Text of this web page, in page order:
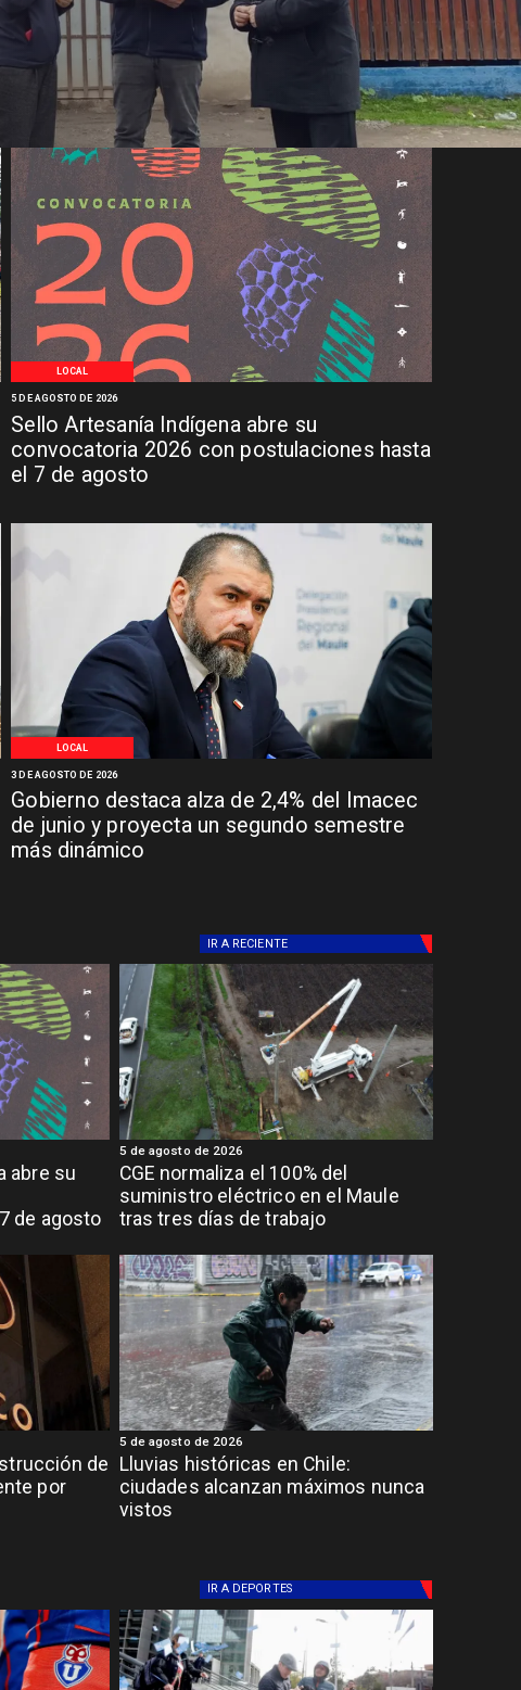
LOCAL
Sello Artesanía Indígena abre su
convocatoria 2026 con postulaciones hasta
el 7 de agosto
5 DE AGOSTO DE 2026
LOCAL
Gobierno destaca alza de 2,4% del Imacec
de junio y proyecta un segundo semestre
más dinámico
3 DE AGOSTO DE 2026
IR A RECIENTE
abre su
de agosto
CGE normaliza el 100% del
suministro eléctrico en el Maule
tras tres días de trabajo
5 de agosto de 2026
de
por
Lluvias históricas en Chile:
ciudades alcanzan máximos nunca
vistos
5 de agosto de 2026
IR A DEPORTES